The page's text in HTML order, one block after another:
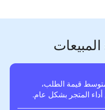
قيمة الطلب،
المتجر بشكل عام.